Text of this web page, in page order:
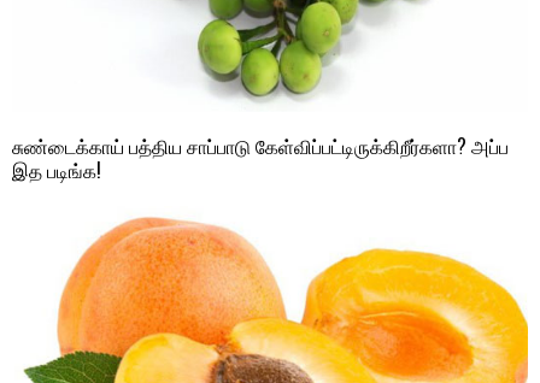
சுண்டைக்காய் பத்திய சாப்பாடு கேள்விப்பட்டிருக்கிறீர்களா? அப்ப
இத படிங்க!